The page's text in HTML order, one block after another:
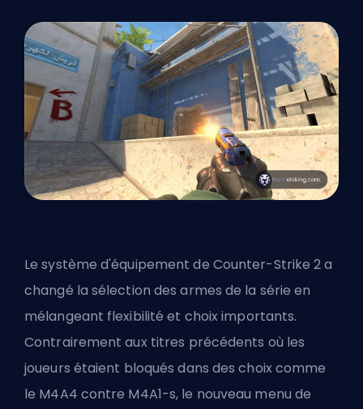
Le système d'équipement de Counter-Strike 2 a
changé la sélection des armes de la série en
mélangeant flexibilité et choix importants.
Contrairement aux titres précédents où les
joueurs étaient bloqués dans des choix comme
le M4A4 contre M4A1-s, le nouveau menu de